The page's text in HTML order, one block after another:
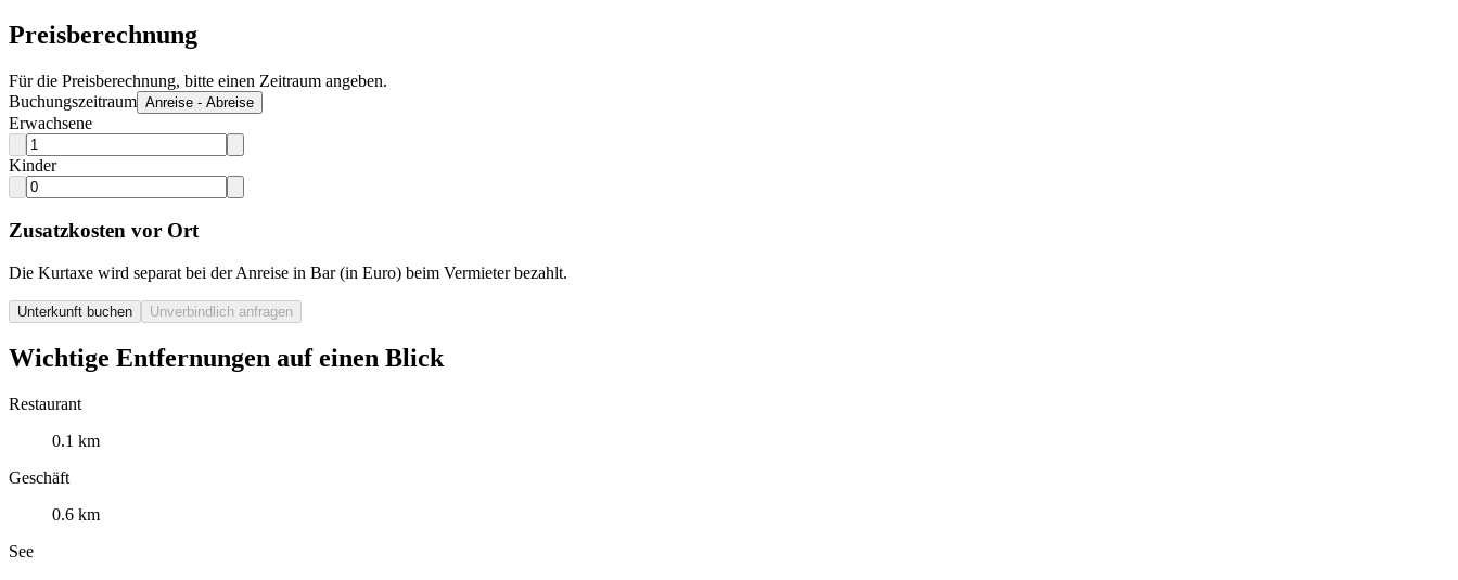
Preisberechnung
Für die Preisberechnung, bitte einen Zeitraum angeben.
Buchungszeitraum Anreise - Abreise
Erwachsene
Kinder
Zusatzkosten vor Ort
Die Kurtaxe wird separat bei der Anreise in Bar (in Euro) beim Vermieter bezahlt.
Unterkunft buchen Unverbindlich anfragen
Wichtige Entfernungen auf einen Blick
Restaurant
0.1 km
Geschäft
0.6 km
See